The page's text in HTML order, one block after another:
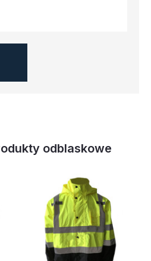
odblaskowe